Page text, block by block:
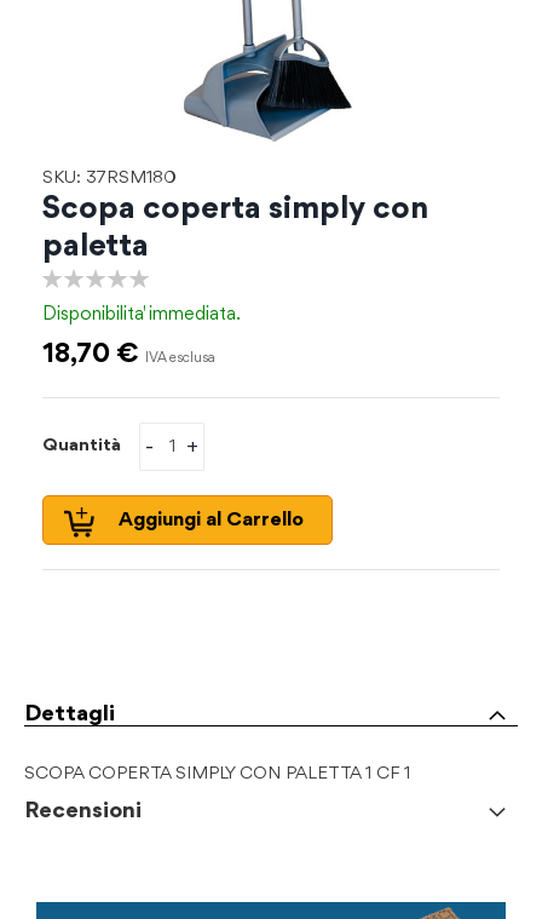
SKU: 37RSM180
Scopa coperta simply con
paletta
Disponibilita'immediata.
18,70 €
Quantità +
-
Aggiungi al Carrello
Dettagli
SCOPA COPERTA SIMPLY CON PALETTA 1 CF 1
Recensioni
all'inizio
galleria